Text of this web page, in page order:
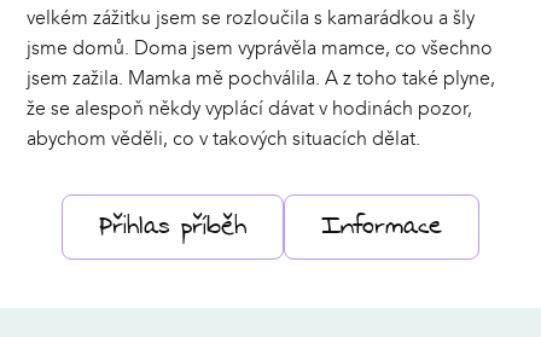
velkém zážitku jsem se rozloučila s kamarádkou a šly
jsme domů. Doma jsem vyprávěla mamce, co všechno
jsem zažila. Mamka mě pochválila. A z toho také plyne,
že se alespoň někdy vyplácí dávat v hodinách pozor,
abychom věděli, co v takových situacích dělat.
Přihlas příběh Informace